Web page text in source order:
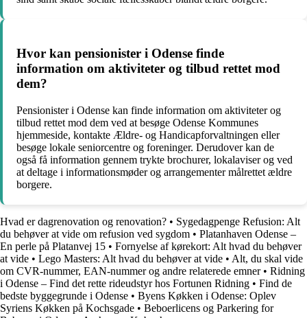
Hvor kan pensionister i Odense finde
information om aktiviteter og tilbud rettet mod
dem?
Pensionister i Odense kan finde information om aktiviteter og
tilbud rettet mod dem ved at besøge Odense Kommunes
hjemmeside, kontakte Ældre- og Handicapforvaltningen eller
besøge lokale seniorcentre og foreninger. Derudover kan de
også få information gennem trykte brochurer, lokalaviser og ved
at deltage i informationsmøder og arrangementer målrettet ældre
borgere.
Hvad er dagrenovation og renovation? • Sygedagpenge Refusion: Alt
du behøver at vide om refusion ved sygdom • Platanhaven Odense –
En perle på Platanvej 15 • Fornyelse af kørekort: Alt hvad du behøver
at vide • Lego Masters: Alt hvad du behøver at vide • Alt, du skal vide
om CVR-nummer, EAN-nummer og andre relaterede emner• Ridning
i Odense – Find det rette rideudstyr hos Fortunen Ridning • Find de
bedste byggegrunde i Odense • Byens Køkken i Odense: Oplev
Syriens Køkken på Kochsgade • Beboerlicens og Parkering for